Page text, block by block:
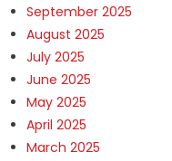
September 2025
August 2025
July 2025
June 2025
May 2025
April 2025
March 2025